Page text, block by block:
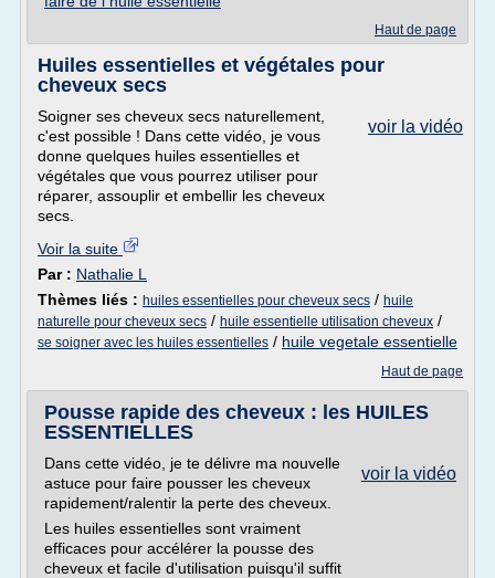
Haut de page
Huiles essentielles et végétales pour
cheveux secs
voir la vidéo
Soigner ses cheveux secs naturellement,
c'est possible ! Dans cette vidéo, je vous
donne quelques huiles essentielles et
végétales que vous pourrez utiliser pour
réparer, assouplir et embellir les cheveux
secs.
Voir la suite
Par : Nathalie L
Thèmes liés : huiles essentielles pour cheveux secs / huile
naturelle pour cheveux secs / huile essentielle utilisation cheveux /
se soigner avec les huiles essentielles / huile vegetale essentielle
Haut de page
Pousse rapide des cheveux : les HUILES
ESSENTIELLES
voir la vidéo
Dans cette vidéo, je te délivre ma nouvelle
astuce pour faire pousser les cheveux
rapidement/ralentir la perte des cheveux.
Les huiles essentielles sont vraiment
efficaces pour accélérer la pousse des
cheveux et facile d'utilisation puisqu'il suffit